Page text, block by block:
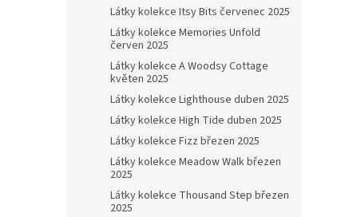
Látky kolekce Itsy Bits červenec 2025
Látky kolekce Memories Unfold
červen 2025
Látky kolekce A Woodsy Cottage
květen 2025
Látky kolekce Lighthouse duben 2025
Látky kolekce High Tide duben 2025
Látky kolekce Fizz březen 2025
Látky kolekce Meadow Walk březen
2025
Látky kolekce Thousand Step březen
2025